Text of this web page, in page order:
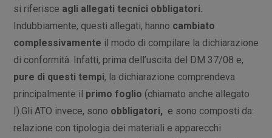
si riferisce agli allegati tecnici obbligatori.
Indubbiamente, questi allegati, hanno cambiato
complessivamente il modo di compilare la dichiarazione
di conformità. Infatti, prima dell’uscita del DM 37/08 e,
pure di questi tempi, la dichiarazione comprendeva
principalmente il primo foglio (chiamato anche allegato
I).Gli ATO invece, sono obbligatori, e sono composti da:
relazione con tipologia dei materiali e apparecchi